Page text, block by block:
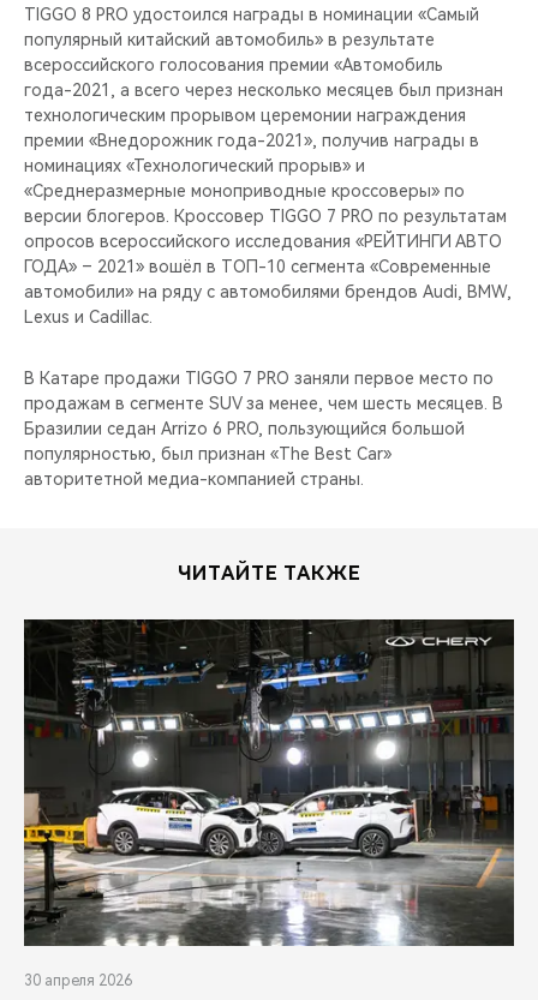
TIGGO 8 PRO удостоился награды в номинации «Самый
популярный китайский автомобиль» в результате
всероссийского голосования премии «Автомобиль
года-2021, а всего через несколько месяцев был признан
технологическим прорывом церемонии награждения
премии «Внедорожник года-2021», получив награды в
номинациях «Технологический прорыв» и
«Среднеразмерные моноприводные кроссоверы» по
версии блогеров. Кроссовер TIGGO 7 PRO по результатам
опросов всероссийского исследования «РЕЙТИНГИ АВТО
ГОДА» – 2021» вошёл в ТОП-10 сегмента «Современные
автомобили» на ряду с автомобилями брендов Audi, BMW,
Lexus и Cadillac.
В Катаре продажи TIGGO 7 PRO заняли первое место по
продажам в сегменте SUV за менее, чем шесть месяцев. В
Бразилии седан Arrizo 6 PRO, пользующийся большой
популярностью, был признан «The Best Car»
авторитетной медиа-компанией страны.
ЧИТАЙТЕ ТАКЖЕ
30 апреля 2026